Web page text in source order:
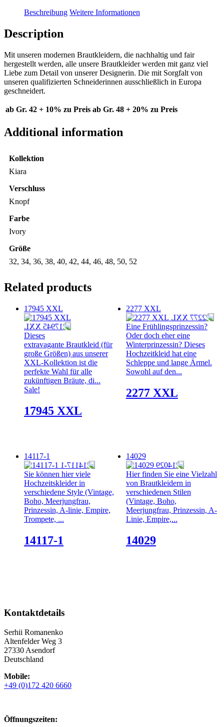
Beschreibung Weitere Informationen
Description
Mit unseren modernen Brautkleidern, die nachhaltig und fair
hergestellt werden, alle unsere Brautkleider werden mit ganz viel
Liebe zum Detail von unserer Designerin. Die mit Sorgfalt von
unseren qualifizierten Schneiderinnen ausschließlich in Europa
geschneidert.
ab Gr. 42 + 10% zu Preis ab Gr. 48 + 20% zu Preis
Additional information
Kollektion
Kiara
Verschluss
Knopf
Farbe
Ivory
Größe
32, 34, 36, 38, 40, 42, 44, 46, 48, 50, 52
Related products
17945 XXL
Dieses
extravagante Brautkleid (für
große Größen) aus unserer
XXL-Kollektion ist die
perfekte Wahl für alle
zukünftigen Bräute, di...
Sale!
17945 XXL
2277 XXL
Eine Frühlingsprinzessin?
Oder doch eher eine
Winterprinzessin? Dieses
Hochzeitkleid hat eine
Schleppe und lange Ärmel.
Sowohl auf den...
2277 XXL
14117-1
Sie können hier viele
Hochzeitskleider in
verschiedene Style (Vintage,
Boho, Meerjungfrau,
Prinzessin, A-linie, Empire,
Trompete, ...
14117-1
14029
Hier finden Sie eine Vielzahl
von Brautkleidern in
verschiedenen Stilen
(Vintage, Boho,
Meerjungfrau, Prinzessin, A-
Linie, Empire,...
14029
Kontaktdetails
Serhii Romanenko
Altenfelder Weg 3
27330 Asendorf
Deutschland
Mobile:
+49 (0)172 420 6660
Öffnungszeiten: